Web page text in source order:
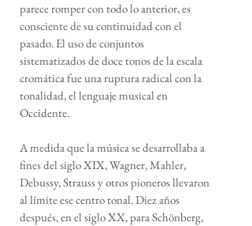
parece romper con todo lo anterior, es
consciente de su continuidad con el
pasado. El uso de conjuntos
sistematizados de doce tonos de la escala
cromática fue una ruptura radical con la
tonalidad, el lenguaje musical en
Occidente.
A medida que la música se desarrollaba a
fines del siglo XIX, Wagner, Mahler,
Debussy, Strauss y otros pioneros llevaron
al límite ese centro tonal. Diez años
después, en el siglo XX, para Schönberg,